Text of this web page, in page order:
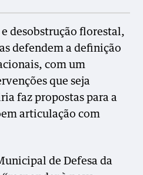
desobstrução florestal,
defendem a definição
com um
que seja
faz propostas para a
articulação com
de Defesa da